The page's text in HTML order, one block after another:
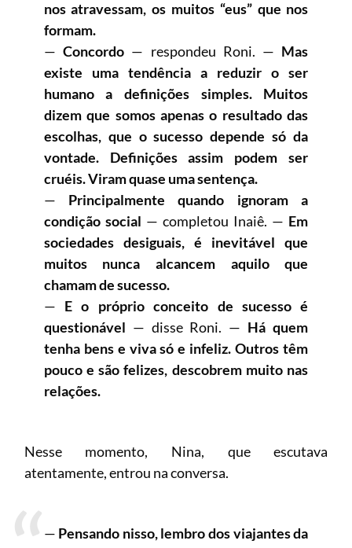
nos atravessam, os muitos “eus” que nos
formam.
— Concordo— respondeu Roni. — Mas
existe uma tendência a reduzir o ser
humano a definições simples. Muitos
dizem que somos apenas o resultado das
escolhas, que o sucesso depende só da
vontade. Definições assim podem ser
cruéis. Viram quase uma sentença.
— Principalmente quando ignoram a
condição social — completou Inaiê. — Em
sociedades desiguais, é inevitável que
muitos nunca alcancem aquilo que
chamam de sucesso.
— E o próprio conceito de sucesso é
questionável — disse Roni. — Há quem
tenha bens e viva só e infeliz. Outros têm
pouco e são felizes, descobrem muito nas
relações.
Nesse momento, Nina, que escutava
atentamente, entrou na conversa.
— Pensando nisso, lembro dos viajantes da